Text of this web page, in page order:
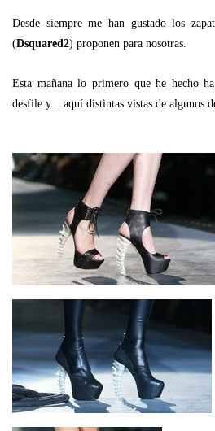
Desde siempre me han gustado los
(Dsquared2) proponen para nosotras.
Esta mañana lo primero que he hecho
desfile y....aquí distintas vistas de algunos